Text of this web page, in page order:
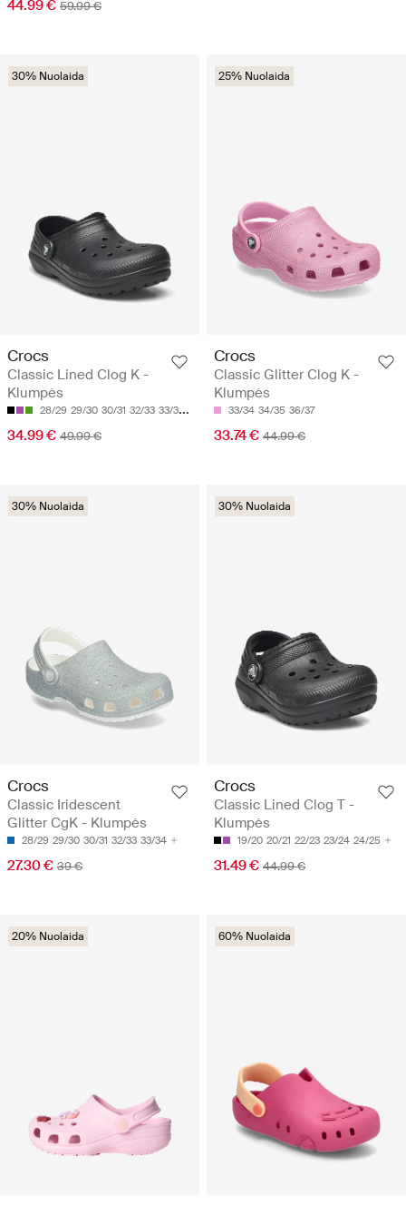
44.99 € 59.99 €
30% Nuolaida
Crocs
Classic Lined Clog K -
Klumpės
28/29 29/30 30/31 32/33 33/34
34.99 € 49.99 €
25% Nuolaida
Crocs
Classic Glitter Clog K -
Klumpės
33/34 34/35 36/37
33.74 € 44.99 €
30% Nuolaida
Crocs
Classic Iridescent
Glitter CgK - Klumpės
28/29 29/30 30/31 32/33 33/34
27.30 € 39 €
30% Nuolaida
Crocs
Classic Lined Clog T -
Klumpės
19/20 20/21 22/23 23/24 24/25
31.49 € 44.99 €
20% Nuolaida 60% Nuolaida